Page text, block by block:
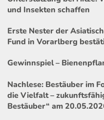
und Insekten schaffen
Erste Nester der
Fund in Vorarlberg
Gewinnspiel –
Nachlese: Bestäuber im
die Vielfalt –
Bestäuber“ am